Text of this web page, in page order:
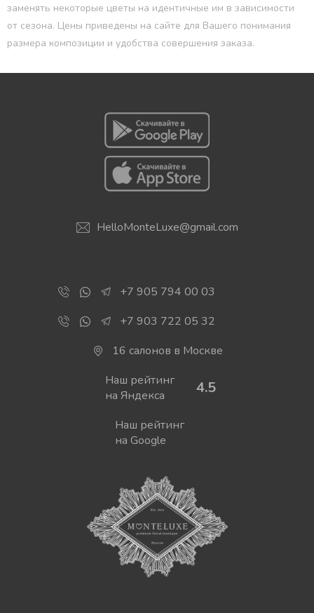
заменять некоторые цветы на идентичные им в зависимости
от сезона. Цены приведены на сайте для Вашего понимания
размера композиции и удобства совершения заказа.
HelloMonteLuxe@gmail.com
+7 905 794 00 03
+7 903 722 05 32
16 салонов в Москве
Наш рейтинг
на Яндекса
4.5
Наш рейтинг
на Google